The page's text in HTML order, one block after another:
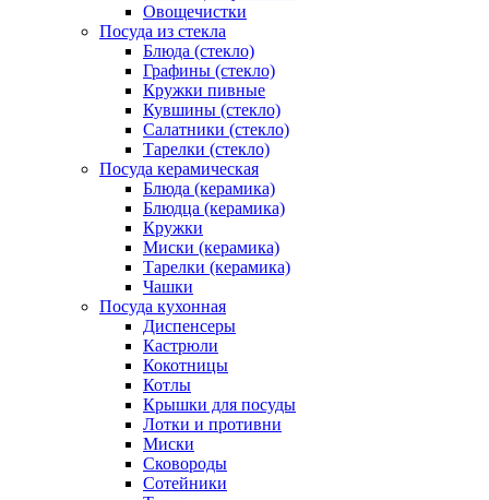
Овощечистки
Посуда из стекла
Блюда (стекло)
Графины (стекло)
Кружки пивные
Кувшины (стекло)
Салатники (стекло)
Тарелки (стекло)
Посуда керамическая
Блюда (керамика)
Блюдца (керамика)
Кружки
Миски (керамика)
Тарелки (керамика)
Чашки
Посуда кухонная
Диспенсеры
Кастрюли
Кокотницы
Котлы
Крышки для посуды
Лотки и противни
Миски
Сковороды
Сотейники